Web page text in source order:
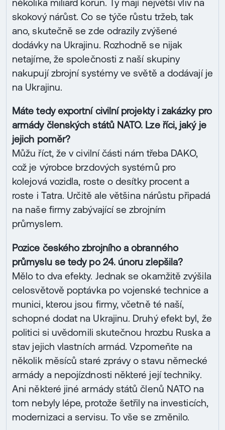
několika miliard korun. Ty mají největší vliv na
skokový nárůst. Co se týče růstu tržeb, tak
ano, skutečně se zde odrazily zvýšené
dodávky na Ukrajinu. Rozhodně se nijak
netajíme, že společnosti z naší skupiny
nakupují zbrojní systémy ve světě a dodávají je
na Ukrajinu.
Máte tedy exportní civilní projekty i zakázky pro
armády členských států NATO. Lze říci, jaký je
jejich poměr?
Můžu říct, že v civilní části nám třeba DAKO,
což je výrobce brzdových systémů pro
kolejová vozidla, roste o desítky procent a
roste i Tatra. Určitě ale většina nárůstu připadá
na naše firmy zabývající se zbrojním
průmyslem.
Pozice českého zbrojního a obranného
průmyslu se tedy po 24. únoru zlepšila?
Mělo to dva efekty. Jednak se okamžitě zvýšila
celosvětově poptávka po vojenské technice a
munici, kterou jsou firmy, včetně té naší,
schopné dodat na Ukrajinu. Druhý efekt byl, že
politici si uvědomili skutečnou hrozbu Ruska a
stav jejich vlastních armád. Vzpomeňte na
několik měsíců staré zprávy o stavu německé
armády a nepojízdnosti některé její techniky.
Ani některé jiné armády států členů NATO na
tom nebyly lépe, protože šetřily na investicích,
modernizaci a servisu. To vše se změnilo.